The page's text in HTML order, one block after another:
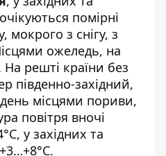
помірні
мокрого з снігу, з
ожеледь, на
решті країни без
південно-західний,
місцями пориви,
повітря вночі
у західних та